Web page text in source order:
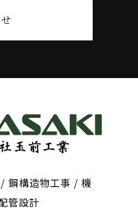
鋼構造物工事 / 機
管設計